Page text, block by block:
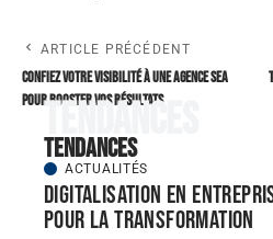
ARTICLE PRÉCÉDENT
Confiez votre visibilité à une agence SEA
pour booster vos résultats
Tendances
Tendances
ACTUALITÉS
Digitalisation en
pour la transformation